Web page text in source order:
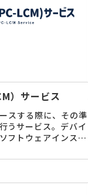
）サービス
スする際に、その準
うサービス。デバイ
フトウェアインスト
そして安全な保管と
管理を実施。